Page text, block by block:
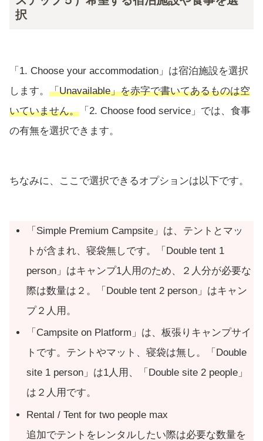
択
「1. Choose your accommodation」は宿泊施設を選択
します。 「Unavailable」を赤字で書いてあるものは空
いていません。 「2. Choose food service」では、食事
の有無を選択できます。
ちなみに、ここで選択できるオプションは以下です。
「Simple Premium Campsite」は、テントとマッ
トが含まれ、寝袋無しです。「Double tent 1
person」はキャンプ1人用のため、２人分が必要な
際は数量は２。「Double tent 2 person」はキャン
プ２人用。
「Campsite on Platform」は、板張りキャンプサイ
トです。テントやマット、寝袋は無し。「Double
site 1 person」は1人用、「Double site 2 people」
は２人用です。
Rental / Tent for two people max
追加でテントをレンタルしたい際は必要な数量を